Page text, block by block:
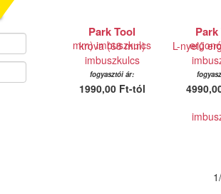
Park Tool
krova (68 mm)
imbuszkulcs
fogyasztói ár:
1990,00 Ft-tól
Park
L-nyelű